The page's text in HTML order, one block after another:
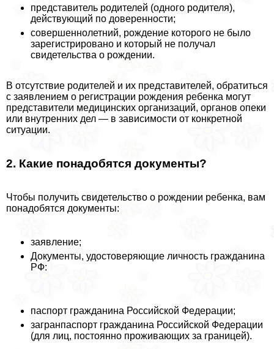
представитель родителей (одного родителя),
действующий по доверенности;
совершеннолетний, рождение которого не было
зарегистрировано и который не получал
свидетельства о рождении.
В отсутствие родителей и их представителей, обратиться
с заявлением о регистрации рождения ребенка могут
представители медицинских организаций, органов опеки
или внутренних дел — в зависимости от конкретной
ситуации.
2. Какие понадобятся документы?
Чтобы получить свидетельство о рождении ребенка, вам
понадобятся документы:
заявление;
Документы, удостоверяющие личность гражданина
РФ:
паспорт гражданина Российской Федерации;
загранпаспорт гражданина Российской Федерации
(для лиц, постоянно проживающих за границей).